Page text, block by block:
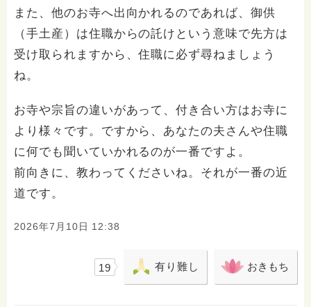
また、他のお寺へ出向かれるのであれば、御供
（手土産）は住職からの託けという意味で先方は
受け取られますから、住職に必ず尋ねましょう
ね。
お寺や宗旨の違いがあって、付き合い方はお寺に
より様々です。ですから、あなたの夫さんや住職
に何でも聞いていかれるのが一番ですよ。
前向きに、教わってくださいね。それが一番の近
道です。
2026年7月10日 12:38
19 有り難し おきもち